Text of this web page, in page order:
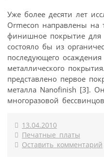
Уже более десяти лет
Ormecon направлены на
финишное покрытие для
состояло бы из
последующего
металлического
представлено первое
металла Nanofinish [3].
многоразовой
13.04.2010
Печатные платы
Оставить комментарий